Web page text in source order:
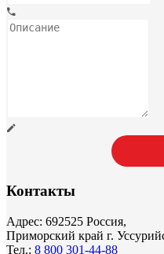
Контакты
Адрес: 692525 Россия,
Приморский край г.
Тел.: 8 800 301-44-88